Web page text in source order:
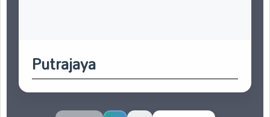
Putrajaya